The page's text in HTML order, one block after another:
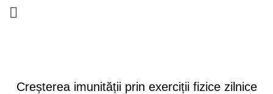
Creșterea imunității prin exerciții fizice zilnice